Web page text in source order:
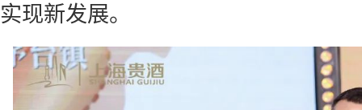
实现新发展。